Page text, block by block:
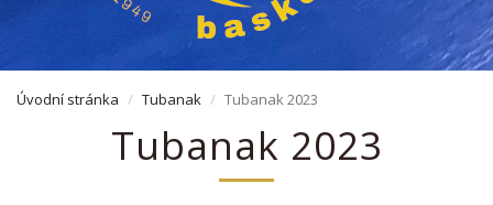
Úvodní stránka Tubanak Tubanak 2023
Tubanak 2023